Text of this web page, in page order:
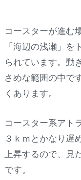
コースターが進む
「海辺の浅瀬」
られています。動
さめな範囲の中で
くあります。
コースター系アト
３ｋｍとかなり遅
上昇するので、見
です。